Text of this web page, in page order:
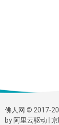
佛人网 © 2017-
by 阿里云驱动 |